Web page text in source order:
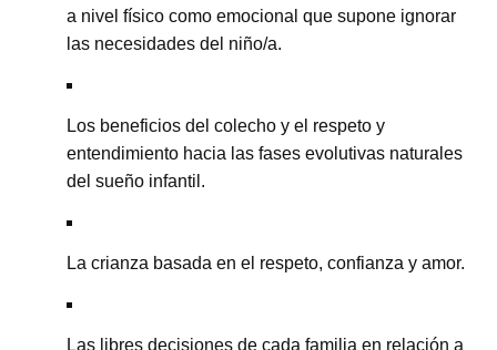
a nivel físico como emocional que supone ignorar
las necesidades del niño/a.
Los beneficios del colecho y el respeto y
entendimiento hacia las fases evolutivas naturales
del sueño infantil.
La crianza basada en el respeto, confianza y amor.
Las libres decisiones de cada familia en relación a